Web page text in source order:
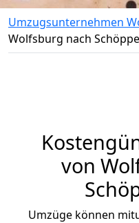
Umzugsunternehmen
Wolfsburg nach
von
Umzüge können